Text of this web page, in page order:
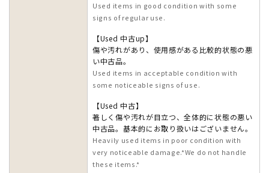
Used items in good condition with some
signs of regular use.
【Used 中古up】
傷や汚れがあり、使用感がある比較的状態の悪
い中古品。
Used items in acceptable condition with
some noticeable signs of use.
【Used 中古】
著しく傷や汚れが目立つ、全体的に状態の悪い
中古品。基本的にお取り扱いはございません。
Heavily used items in poor condition with
very noticeable damage.*We do not handle
these items.*